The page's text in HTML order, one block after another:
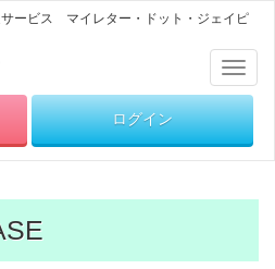
ービス マイレター・ドット・ジェイピ
ログイン